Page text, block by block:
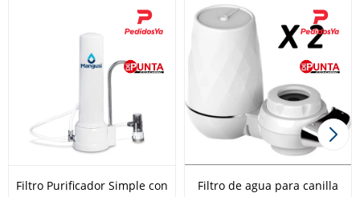
Filtro Purificador Simple con
Filtro de agua para canilla